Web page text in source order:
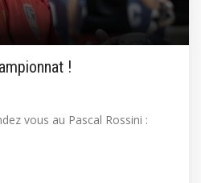
!
vous au Pascal Rossini :